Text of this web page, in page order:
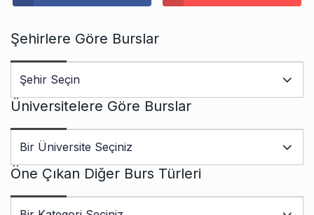
Şehirlere Göre Burslar
Üniversitelere Göre Burslar
Öne Çıkan Diğer Burs Türleri